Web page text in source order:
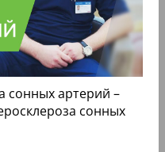
сонных артерий –
сонных